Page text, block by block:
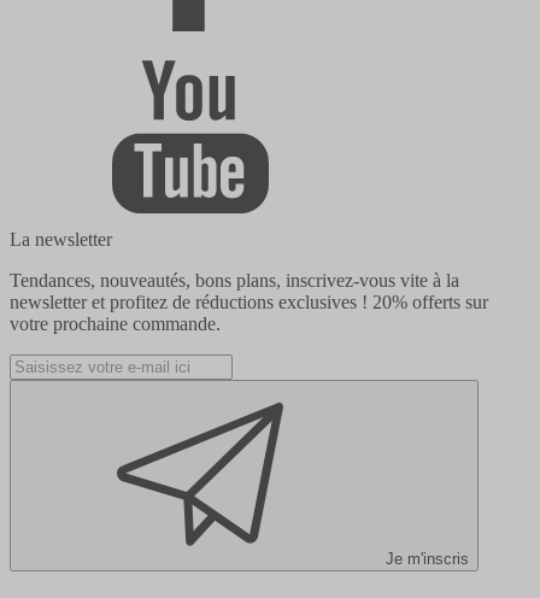
La newsletter
Tendances, nouveautés, bons plans, inscrivez-vous vite à la
newsletter et profitez de réductions exclusives ! 20% offerts sur
votre prochaine commande.
Je m'inscris